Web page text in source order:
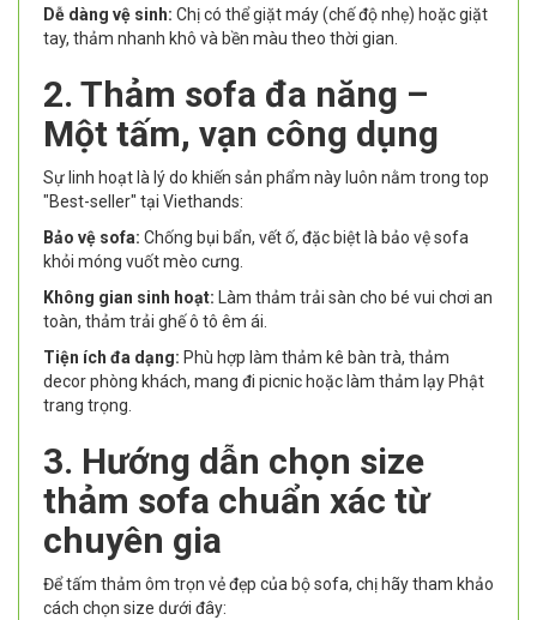
Dễ dàng vệ sinh: Chị có thể giặt máy (chế độ nhẹ) hoặc giặt
tay, thảm nhanh khô và bền màu theo thời gian.
2. Thảm sofa đa năng –
Một tấm, vạn công dụng
Sự linh hoạt là lý do khiến sản phẩm này luôn nằm trong top
"Best-seller" tại Viethands:
Bảo vệ sofa: Chống bụi bẩn, vết ố, đặc biệt là bảo vệ sofa
khỏi móng vuốt mèo cưng.
Không gian sinh hoạt: Làm thảm trải sàn cho bé vui chơi an
toàn, thảm trải ghế ô tô êm ái.
Tiện ích đa dạng: Phù hợp làm thảm kê bàn trà, thảm
decor phòng khách, mang đi picnic hoặc làm thảm lạy Phật
trang trọng.
3. Hướng dẫn chọn size
thảm sofa chuẩn xác từ
chuyên gia
Để tấm thảm ôm trọn vẻ đẹp của bộ sofa, chị hãy tham khảo
cách chọn size dưới đây: